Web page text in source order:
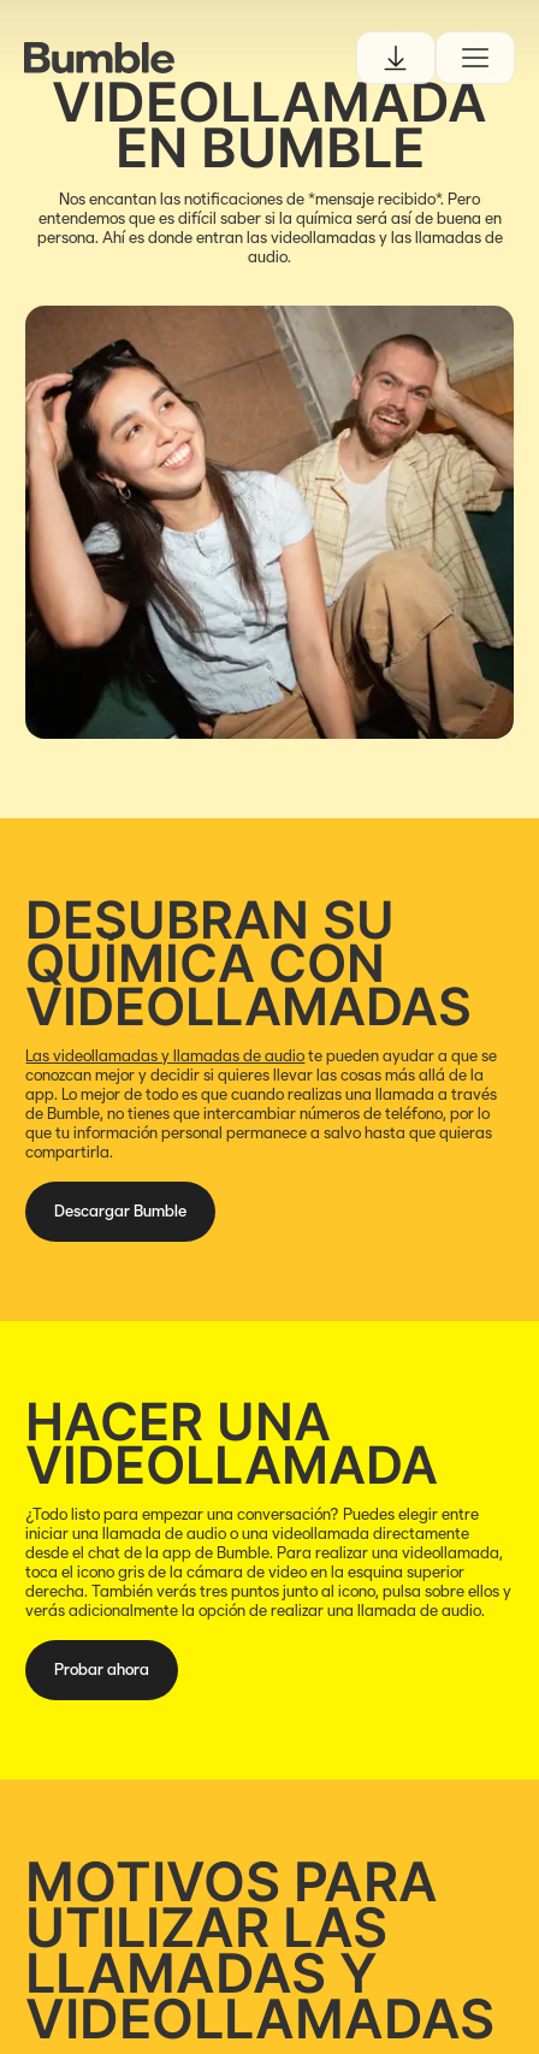
VIDEOLLAMADA
EN BUMBLE
Nos encantan las notificaciones de *mensaje recibido*. Pero
entendemos que es difícil saber si la química será así de buena en
persona. Ahí es donde entran las videollamadas y las llamadas de
audio.
DESUBRAN SU
QUÍMICA CON
VIDEOLLAMADAS
Las videollamadas y llamadas de audiote pueden ayudar a que se
conozcan mejor y decidir si quieres llevar las cosas más allá de la
app. Lo mejor de todo es que cuando realizas una llamada a través
de Bumble, no tienes que intercambiar números de teléfono, por lo
que tu información personal permanece a salvo hasta que quieras
compartirla.
Descargar Bumble
HACER UNA
VIDEOLLAMADA
¿Todo listo para empezar una conversación? Puedes elegir entre
iniciar una llamada de audio o una videollamada directamente
desde el chat de la app de Bumble. Para realizar una videollamada,
toca el icono gris de la cámara de video en la esquina superior
derecha. También verás tres puntos junto al icono, pulsa sobre ellos y
verás adicionalmente la opción de realizar una llamada de audio.
Probar ahora
MOTIVOS PARA
UTILIZAR LAS
LLAMADAS Y
VIDEOLLAMADAS